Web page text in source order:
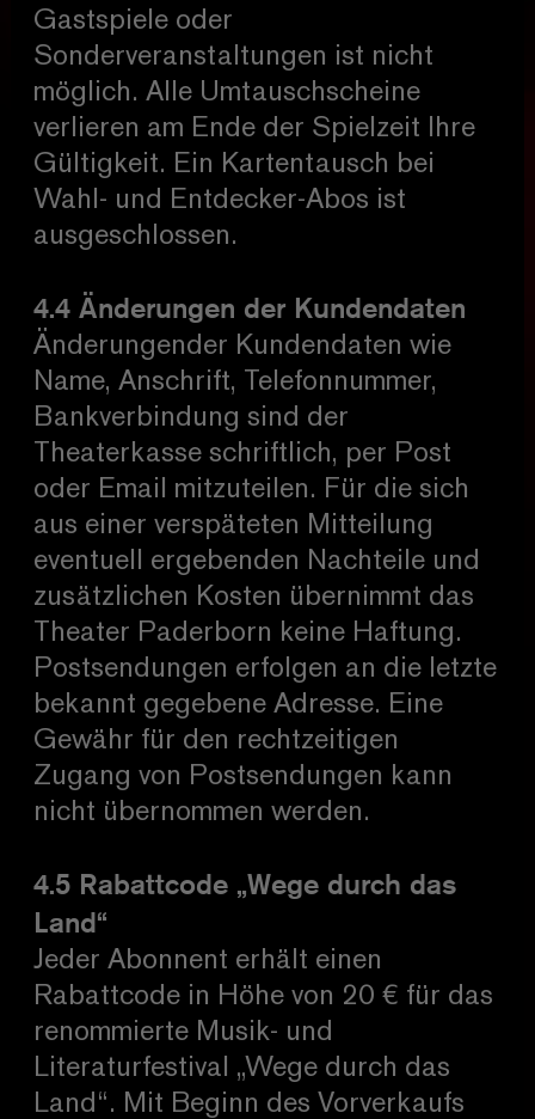
Gastspiele oder
Sonderveranstaltungen ist nicht
möglich. Alle Umtauschscheine
verlieren am Ende der Spielzeit Ihre
Gültigkeit. Ein Kartentausch bei
Wahl- und Entdecker-Abos ist
ausgeschlossen.
4.4 Änderungen der Kundendaten
Änderungender Kundendaten wie
Name, Anschrift, Telefonnummer,
Bankverbindung sind der
Theaterkasse schriftlich, per Post
oder Email mitzuteilen. Für die sich
aus einer verspäteten Mitteilung
eventuell ergebenden Nachteile und
zusätzlichen Kosten übernimmt das
Theater Paderborn keine Haftung.
Postsendungen erfolgen an die letzte
bekannt gegebene Adresse. Eine
Gewähr für den rechtzeitigen
Zugang von Postsendungen kann
nicht übernommen werden.
4.5 Rabattcode „Wege durch das
Land“
Jeder Abonnent erhält einen
Rabattcode in Höhe von 20 € für das
renommierte Musik- und
Literaturfestival „Wege durch das
Land“. Mit Beginn des Vorverkaufs